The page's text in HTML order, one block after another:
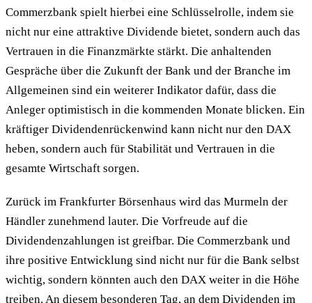
Commerzbank spielt hierbei eine Schlüsselrolle, indem sie
nicht nur eine attraktive Dividende bietet, sondern auch das
Vertrauen in die Finanzmärkte stärkt. Die anhaltenden
Gespräche über die Zukunft der Bank und der Branche im
Allgemeinen sind ein weiterer Indikator dafür, dass die
Anleger optimistisch in die kommenden Monate blicken. Ein
kräftiger Dividendenrückenwind kann nicht nur den DAX
heben, sondern auch für Stabilität und Vertrauen in die
gesamte Wirtschaft sorgen.
Zurück im Frankfurter Börsenhaus wird das Murmeln der
Händler zunehmend lauter. Die Vorfreude auf die
Dividendenzahlungen ist greifbar. Die Commerzbank und
ihre positive Entwicklung sind nicht nur für die Bank selbst
wichtig, sondern könnten auch den DAX weiter in die Höhe
treiben. An diesem besonderen Tag, an dem Dividenden im